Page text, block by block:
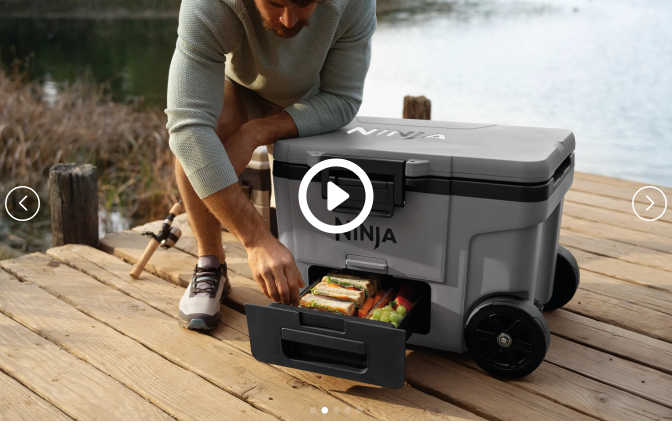
Veliki kapacitet: Veliki kapacitet od 42 litre prima do 68 limenki bez
leda ili 32 limenke s ledom. Mnogo prostora za održavanje svih vaših
omiljenih pića hladnima.
Izdržljiv i jednostavan za transport: Ovaj iznimno izdržljiv prijenosni
hladnjak na kotačima izrađen je s robusnom konstrukcijom i
izolacijom do 7 cm. Izdržljive lijevane ručke za nošenje olakšavaju
transport i učvršćivanje u vašem automobilu, kamperu ili prikolici.
Služi i kao praktično sjedalo: Ovaj čvrsti hladnjak nudi dodatno
mjesto za sjedenje – savršeno za kampiranja, nogometne utakmice u
parku, gledanje sporta i druga okupljanja na otvorenom.
Siguran: Bez napora osigurajte svoj hladnjak pomoću poklopca koji
se može zaključati i zasuna na ladici. Vrhunski zasun omogućuje vam
jednostavno otvaranje i zatvaranje hladnjaka – čak i jednom rukom.
*Interni test na 25 °C na FrostVault hladnjaku napunjenom ledom i
zatvorenom, mjereći vrijeme potrebno da se sav led otopi i da
temperatura u unutrašnjosti premaši 4,5 °C. Stvarna učinkovitost
može varirati u stvarnoj upotrebi.